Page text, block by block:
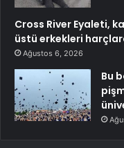
Cross River Eyaleti,
üstü erkekleri
Ağustos 6, 2026
Bu